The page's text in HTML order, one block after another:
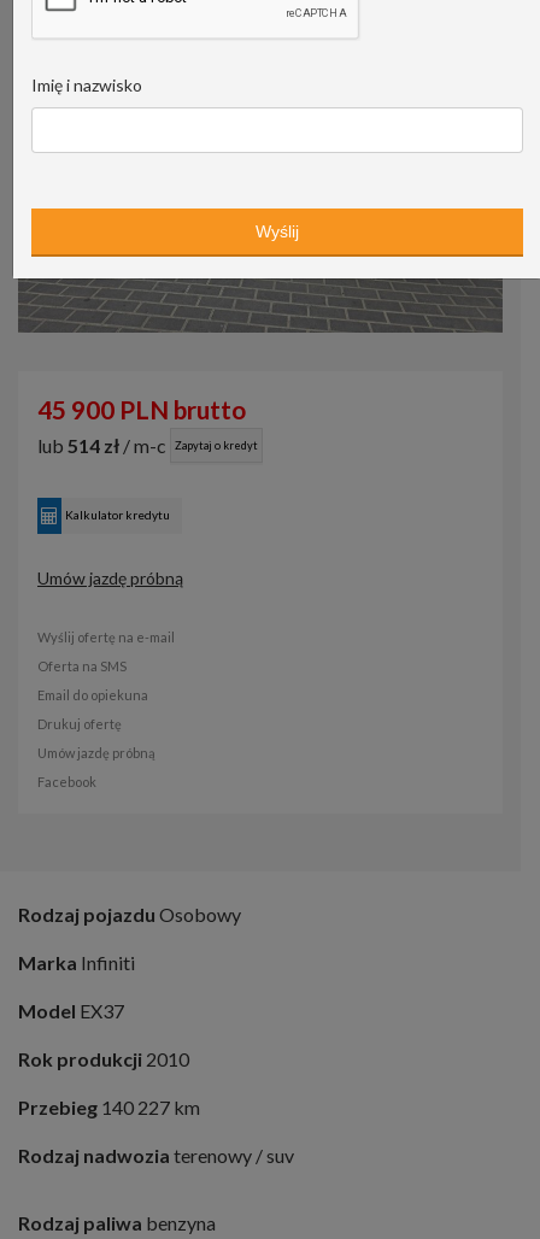
45 900 PLN brutto
lub 514 zł / m-c Zapytaj o kredyt
Kalkulator kredytu
Umów jazdę próbną
Wyślij ofertę na e-mail
Oferta na SMS
Email do opiekuna
Drukuj ofertę
Umów jazdę próbną
Facebook
Rodzaj pojazdu Osobowy
Marka Infiniti
Model EX37
Rok produkcji 2010
Przebieg 140 227 km
Rodzaj nadwozia terenowy / suv
Rodzaj paliwa benzyna
Imię i nazwisko